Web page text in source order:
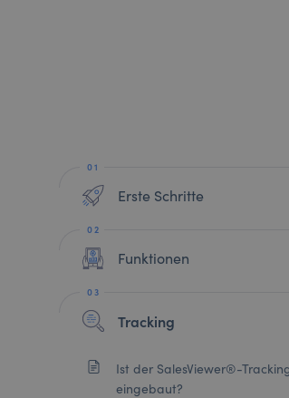
Erste Schritte
Funktionen
Tracking
Ist der SalesViewer®-
eingebaut?